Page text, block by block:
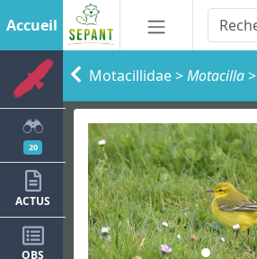
Accueil
20
ACTUS
OBS
Motacillidae>Motacilla>